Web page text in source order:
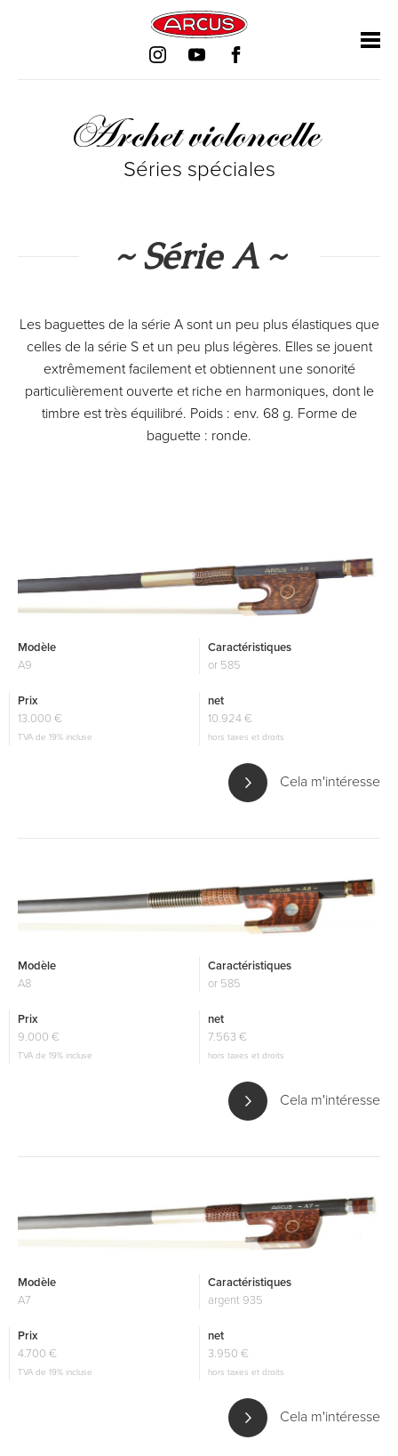
Archet violoncelle
Séries spéciales
~ Série A ~
Les baguettes de la série A sont un peu plus élastiques que
celles de la série S et un peu plus légères. Elles se jouent
extrêmement facilement et obtiennent une sonorité
particulièrement ouverte et riche en harmoniques, dont le
timbre est très équilibré. Poids : env. 68 g. Forme de
baguette : ronde.
Modèle
A9
Caractéristiques
or 585
Prix
13.000 €
TVA de 19% incluse
net
10.924 €
hors taxes et droits
Cela m'intéresse
Modèle
A8
Caractéristiques
or 585
Prix
9.000 €
TVA de 19% incluse
net
7.563 €
hors taxes et droits
Cela m'intéresse
Modèle
A7
Caractéristiques
argent 935
Prix
4.700 €
TVA de 19% incluse
net
3.950 €
hors taxes et droits
Cela m'intéresse